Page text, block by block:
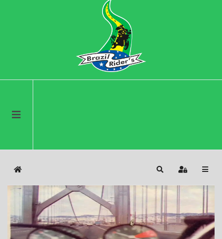
Home SearchSign In